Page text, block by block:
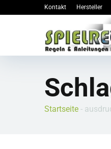
Kontakt Hersteller
Startseite -